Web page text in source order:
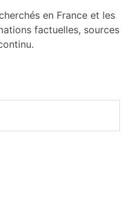
en France et les
factuelles, sources